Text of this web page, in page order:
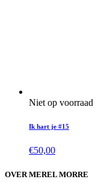
Niet op voorraad
Ik hart je #15
€50,00
OVER MEREL MORRE